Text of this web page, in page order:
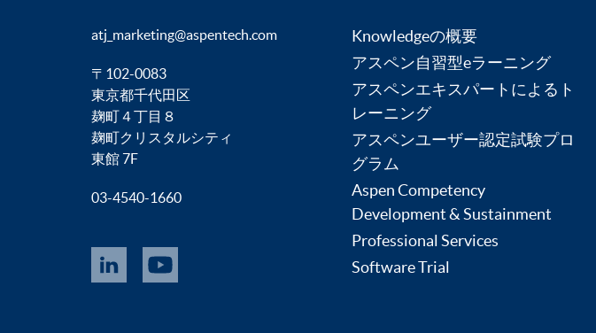
atj_marketing@aspentech.com
〒102-0083
東京都千代田区
麹町４丁目８
麹町クリスタルシティ
東館 7F
03-4540-1660
Knowledgeの概要
アスペン自習型eラーニング
アスペンエキスパートによるト
レーニング
アスペンユーザー認定試験プロ
グラム
Aspen Competency
Development & Sustainment
Professional Services
Software Trial